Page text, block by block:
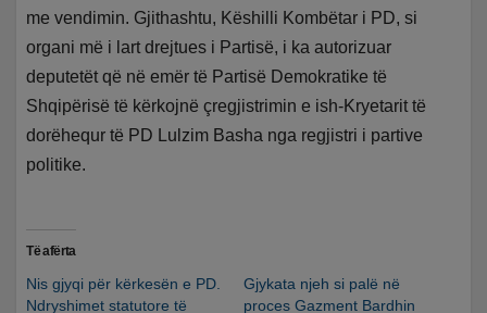
me vendimin. Gjithashtu, Këshilli Kombëtar i PD, si
organi më i lart drejtues i Partisë, i ka autorizuar
deputetët që në emër të Partisë Demokratike të
Shqipërisë të kërkojnë çregjistrimin e ish-Kryetarit të
dorëhequr të PD Lulzim Basha nga regjistri i partive
politike.
Të afërta
Nis gjyqi për kërkesën e PD.
Ndryshimet statutore të
Gjykata njeh si palë në
proces Gazment Bardhin